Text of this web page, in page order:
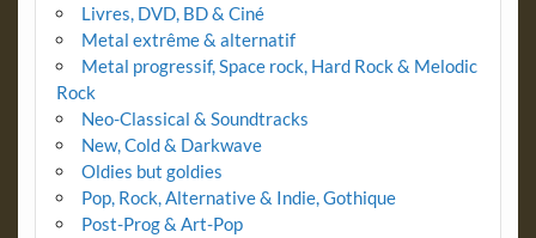
Livres, DVD, BD & Ciné
Metal extrême & alternatif
Metal progressif, Space rock, Hard Rock & Melodic
Rock
Neo-Classical & Soundtracks
New, Cold & Darkwave
Oldies but goldies
Pop, Rock, Alternative & Indie, Gothique
Post-Prog & Art-Pop